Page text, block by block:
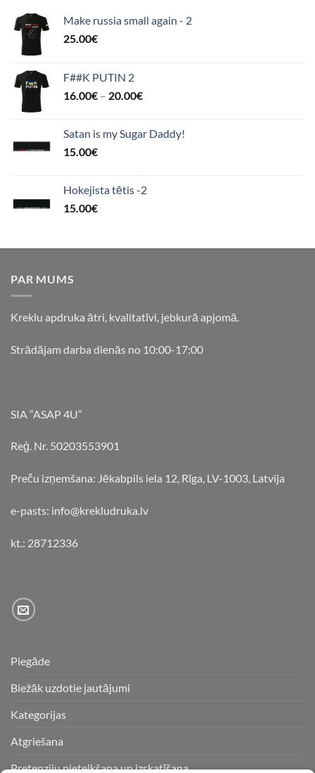
Make russia small again - 2
25.00€
F##K PUTIN 2
16.00€ – 20.00€
Satan is my Sugar Daddy!
15.00€
Hokejista tētis -2
15.00€
PAR MUMS
Kreklu apdruka ātri, kvalitatīvi, jebkurā apjomā.
Strādājam darba dienās no 10:00-17:00
SIA “ASAP 4U”
Reģ. Nr. 50203553901
Preču izņemšana: Jēkabpils iela 12, Rīga, LV-1003, Latvija
e-pasts: info@krekludruka.lv
kt.: 28712336
Piegāde
Biežāk uzdotie jautājumi
Kategorijas
Atgriešana
Pretenziju pieteikšana un izskatīšana